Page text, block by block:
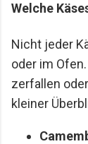
Welche
Nicht jeder
oder im
zerfallen
kleiner